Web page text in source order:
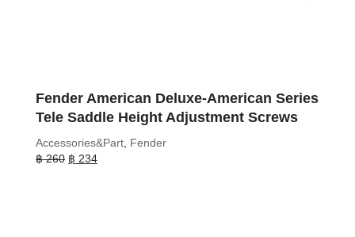
Fender American Deluxe-American Series
Tele Saddle Height Adjustment Screws
Accessories&Part, Fender
฿260 Original
฿ 234Current